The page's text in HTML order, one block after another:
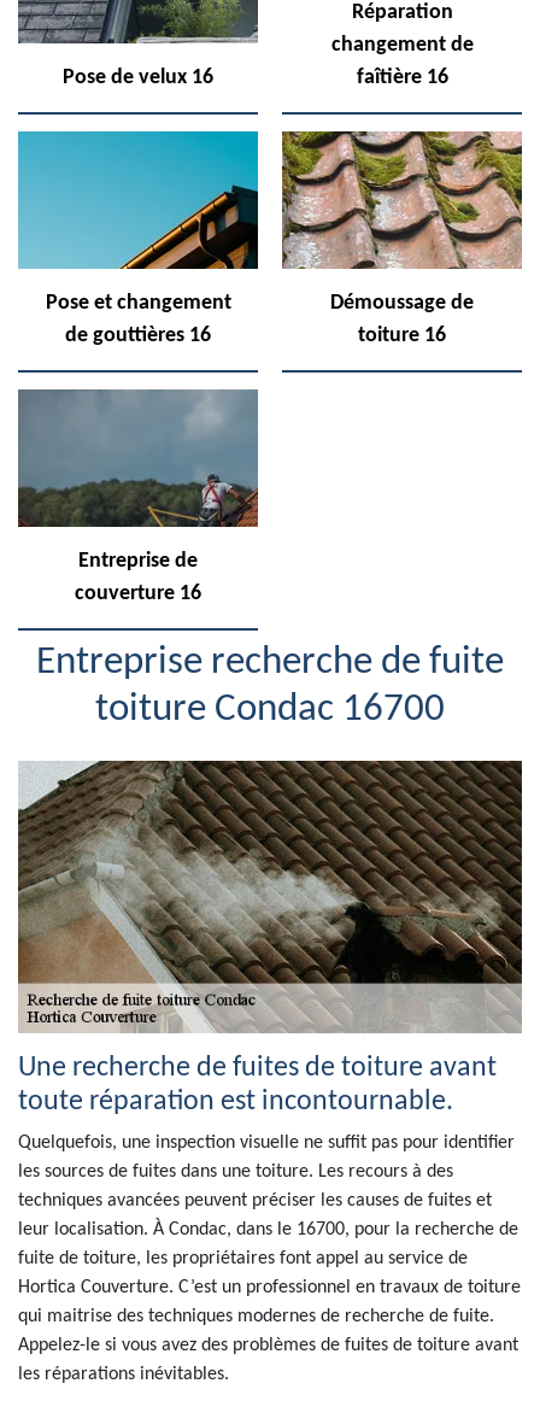
Pose de velux 16
Réparation
changement de
faîtière 16
Pose et changement
de gouttières 16
Démoussage de
toiture 16
Entreprise de
couverture 16
Entreprise recherche de fuite
toiture Condac 16700
Une recherche de fuites de toiture avant
toute réparation est incontournable.
Quelquefois, une inspection visuelle ne suffit pas pour identifier
les sources de fuites dans une toiture. Les recours à des
techniques avancées peuvent préciser les causes de fuites et
leur localisation. À Condac, dans le 16700, pour la recherche de
fuite de toiture, les propriétaires font appel au service de
Hortica Couverture. C’est un professionnel en travaux de toiture
qui maitrise des techniques modernes de recherche de fuite.
Appelez-le si vous avez des problèmes de fuites de toiture avant
les réparations inévitables.